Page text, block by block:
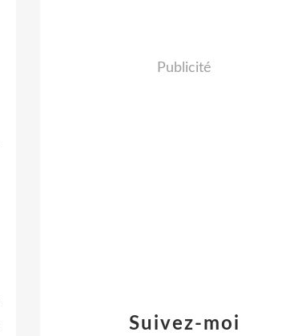
Suivez-moi
Publicité